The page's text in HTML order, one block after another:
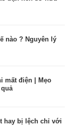
nào ? Nguyên lý
mất điện | Mẹo
hay bị lệch chỉ với